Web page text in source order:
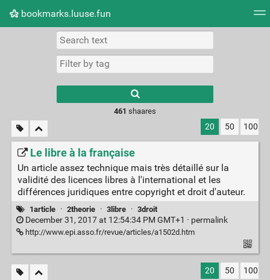
bookmarks.luuse.fun
Picture wall
results.
461 shaares
20 50 100
Le libre à la française
Un article assez technique mais très détaillé sur la
validité des licences libres à l'international et les
différences juridiques entre copyright et droit d'auteur.
1article · 2theorie · 3libre · 3droit
December 31, 2017 at 12:54:34 PM GMT+1 · permalink
http://www.epi.asso.fr/revue/articles/a1502d.htm
20 50 100